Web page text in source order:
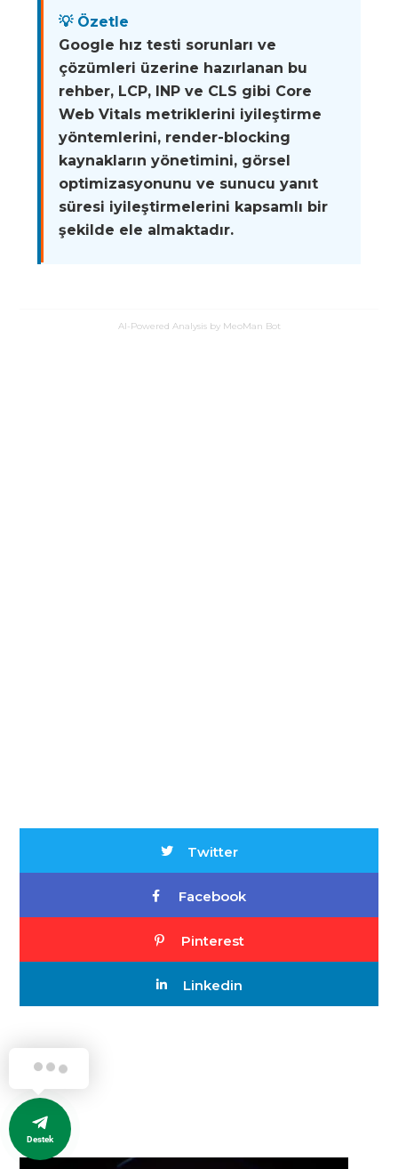
💡 Özetle
Google hız testi sorunları ve
çözümleri üzerine hazırlanan bu
rehber, LCP, INP ve CLS gibi Core
Web Vitals metriklerini iyileştirme
yöntemlerini, render-blocking
kaynakların yönetimini, görsel
optimizasyonunu ve sunucu yanıt
süresi iyileştirmelerini kapsamlı bir
şekilde ele almaktadır.
AI-Powered Analysis by MeoMan Bot
Twitter
Facebook
Pinterest
Linkedin
Destek